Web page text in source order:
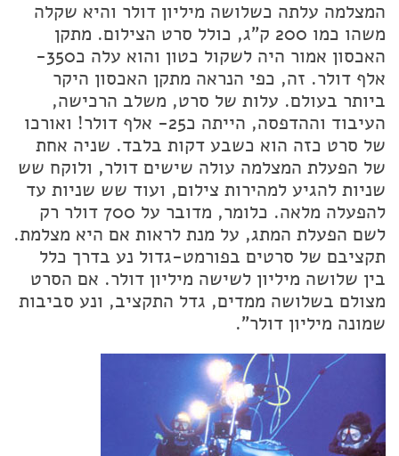
המצלמה עלתה כשלושה מיליון דולר והיא שקלה
משהו כמו 200 ק"ג, כולל סרט הצילום. מתקן
האכסון אמור היה לשקול כטון והוא עלה כ350-
אלף דולר. זה, כפי הנראה מתקן האכסון היקר
ביותר בעולם. עלות של סרט, משלב הרכישה,
העיבוד וההדפסה, הייתה כ25- אלף דולר! ואורכו
של סרט כזה הוא כשבע דקות בלבד. שניה אחת
של הפעלת המצלמה עולה שישים דולר, ולוקח שש
שניות להגיע למהירות צילום, ועוד שש שניות עד
להפעלה מלאה. כלומר, מדובר על 700 דולר רק
לשם הפעלת המתג, על מנת לראות אם היא מצלמת.
תקציבם של סרטים בפורמט-גדול נע בדרך כלל
בין שלושה מיליון לשישה מיליון דולר. אם הסרט
מצולם בשלושה ממדים, גדל התקציב, ונע סביבות
שמונה מיליון דולר".